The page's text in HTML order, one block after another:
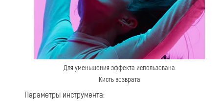
Для уменьшения эффекта использована
Кисть возврата
Параметры инструмента: